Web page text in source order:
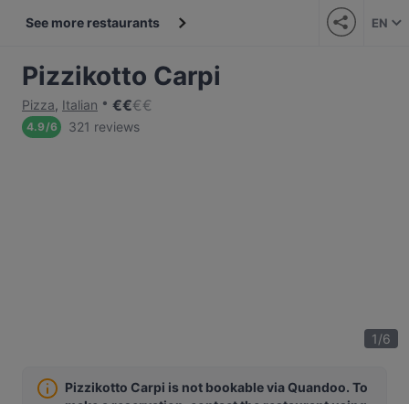
See more restaurants EN
Pizzikotto Carpi
Pizza, Italian €€€€
4.9/6 321 reviews
1/6
Pizzikotto Carpi is not bookable via Quandoo. To